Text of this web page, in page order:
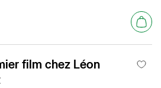
film chez Léon